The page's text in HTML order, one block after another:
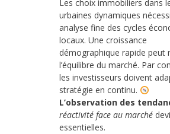
Les choix immobiliers dans
urbaines dynamiques
analyse fine des cycles
locaux. Une croissance
démographique rapide peut
l’équilibre du marché. Par
les investisseurs doivent
stratégie en continu.
L’observation des
réactivité face au marché
essentielles.